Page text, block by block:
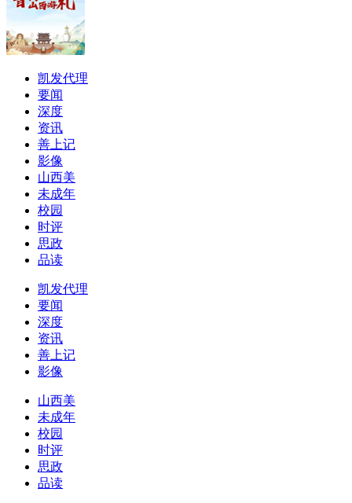
凯发代理
要闻
深度
资讯
善上记
影像
山西美
未成年
校园
时评
思政
品读
凯发代理
要闻
深度
资讯
善上记
影像
山西美
未成年
校园
时评
思政
品读